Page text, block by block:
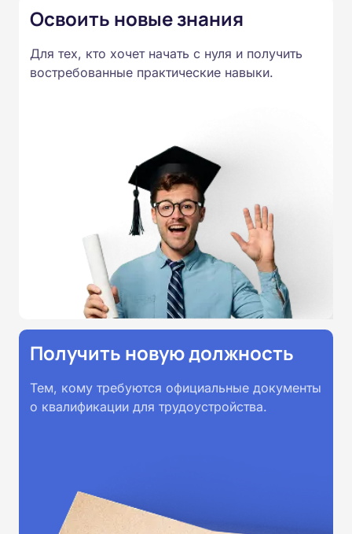
видеолекций. Итоговая аттестация проводится
удостоверение установленного образца.
Освоить новые знания
Для тех, кто хочет начать с нуля и получить
востребованные практические навыки.
Получить новую должность
Тем, кому требуются официальные документы
о квалификации для трудоустройства.